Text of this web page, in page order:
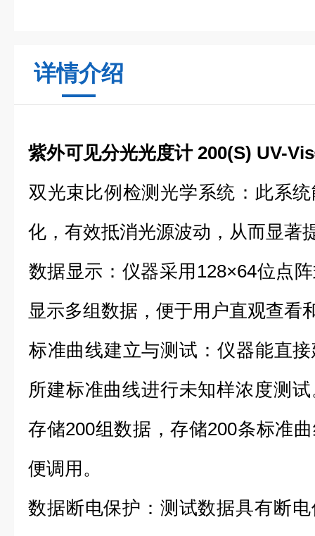
详情介绍
紫外可见分光光度计 200(S) UV-Vis
双光束比例检测光学系统‌：此系
化，有效抵消光源波动，从而显著
数据显示‌：仪器采用128×64位点
显示多组数据，便于用户直观查看
标准曲线建立与测试‌：仪器能直
所建标准曲线进行未知样浓度测
存储200组数据，存储200条标准
便调用。
数据断电保护：测试数据具有断